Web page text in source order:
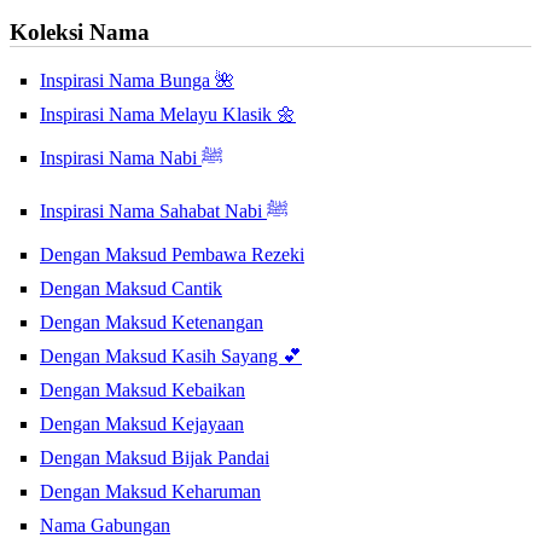
Koleksi Nama
Inspirasi Nama Bunga 🌺
Inspirasi Nama Melayu Klasik 🌼
Inspirasi Nama Nabi ﷺ
Inspirasi Nama Sahabat Nabi ﷺ
Dengan Maksud Pembawa Rezeki
Dengan Maksud Cantik
Dengan Maksud Ketenangan
Dengan Maksud Kasih Sayang 💕
Dengan Maksud Kebaikan
Dengan Maksud Kejayaan
Dengan Maksud Bijak Pandai
Dengan Maksud Keharuman
Nama Gabungan